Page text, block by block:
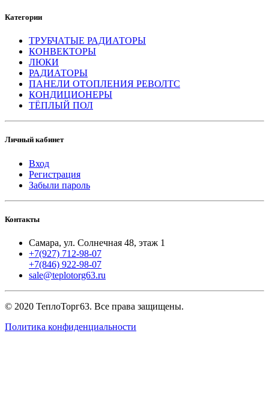
Категории
ТРУБЧАТЫЕ РАДИАТОРЫ
КОНВЕКТОРЫ
ЛЮКИ
РАДИАТОРЫ
ПАНЕЛИ ОТОПЛЕНИЯ РЕВОЛТС
КОНДИЦИОНЕРЫ
ТЁПЛЫЙ ПОЛ
Личный кабинет
Вход
Регистрация
Забыли пароль
Контакты
Самара, ул. Солнечная 48, этаж 1
+7(927) 712-98-07
+7(846) 922-98-07
sale@teplotorg63.ru
© 2020 ТеплоТорг63. Все права защищены.
Политика конфиденциальности